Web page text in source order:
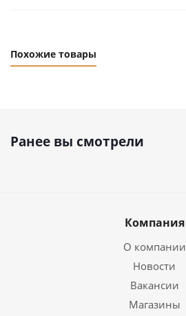
Похожие товары
Ранее вы смотрели
Компания
О компании
Новости
Вакансии
Магазины